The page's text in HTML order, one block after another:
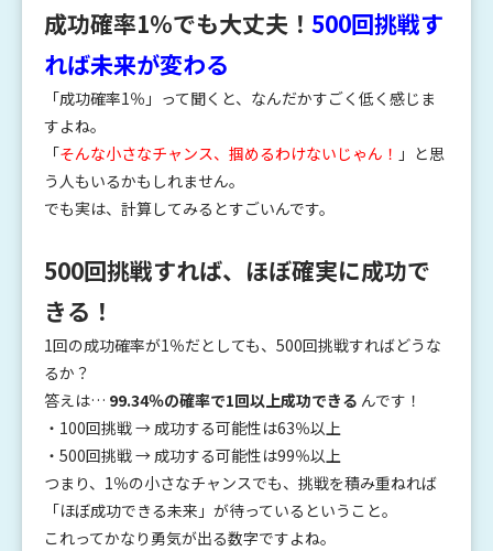
成功確率1％でも大丈夫！ 500回挑戦す
れば未来が変わる
「成功確率1％」って聞くと、なんだかすごく低く感じま
すよね。
「そんな小さなチャンス、掴めるわけないじゃん！ 」と思
う人もいるかもしれません。
でも実は、計算してみるとすごいんです。
500回挑戦すれば、ほぼ確実に成功で
きる！
1回の成功確率が1％だとしても、500回挑戦すればどうな
るか？
答えは… 99.34％の確率で1回以上成功できる んです！
・100回挑戦 → 成功する可能性は63％以上
・500回挑戦 → 成功する可能性は99％以上
つまり、1％の小さなチャンスでも、挑戦を積み重ねれば
「ほぼ成功できる未来」が待っているということ。
これってかなり勇気が出る数字ですよね。